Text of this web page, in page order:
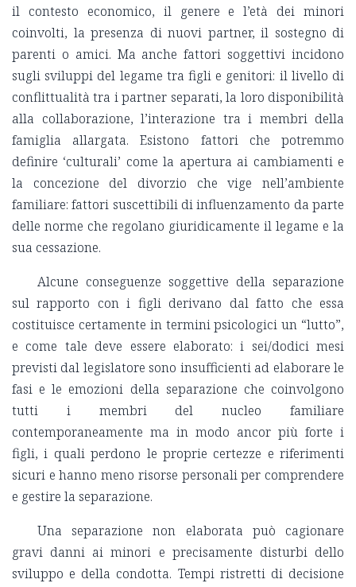
il contesto economico, il genere e l’età dei minori
coinvolti, la presenza di nuovi partner, il sostegno di
parenti o amici. Ma anche fattori soggettivi incidono
sugli sviluppi del legame tra figli e genitori: il livello di
conflittualità tra i partner separati, la loro disponibilità
alla collaborazione, l’interazione tra i membri della
famiglia allargata. Esistono fattori che potremmo
definire ‘culturali’ come la apertura ai cambiamenti e
la concezione del divorzio che vige nell’ambiente
familiare: fattori suscettibili di influenzamento da parte
delle norme che regolano giuridicamente il legame e la
sua cessazione.
Alcune conseguenze soggettive della separazione
sul rapporto con i figli derivano dal fatto che essa
costituisce certamente in termini psicologici un “lutto”,
e come tale deve essere elaborato: i sei/dodici mesi
previsti dal legislatore sono insufficienti ad elaborare le
fasi e le emozioni della separazione che coinvolgono
tutti i membri del nucleo familiare
contemporaneamente ma in modo ancor più forte i
figli, i quali perdono le proprie certezze e riferimenti
sicuri e hanno meno risorse personali per comprendere
e gestire la separazione.
Una separazione non elaborata può cagionare
gravi danni ai minori e precisamente disturbi dello
sviluppo e della condotta. Tempi ristretti di decisione